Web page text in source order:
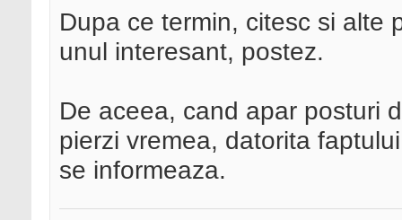
Dupa ce termin, citesc si alte
unul interesant, postez.
De aceea, cand apar posturi
pierzi vremea, datorita
se informeaza.